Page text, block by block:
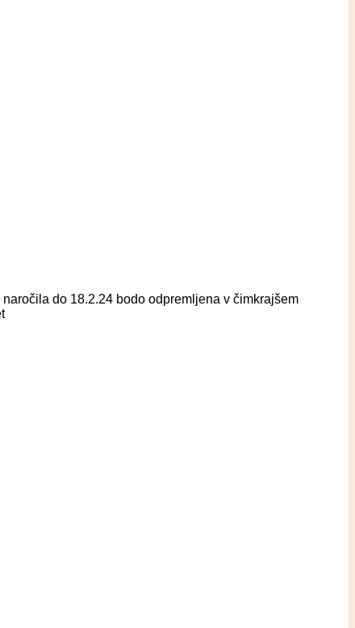
do 18.2.24 bodo odpremljena v čimkrajšem